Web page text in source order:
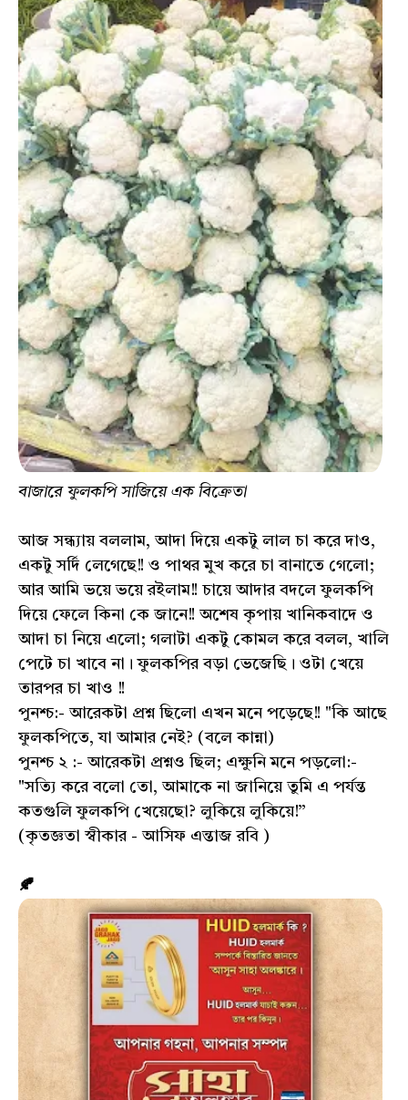
বাজারে ফুলকপি সাজিয়ে এক বিক্রেতা
আজ সন্ধ্যায় বললাম, আদা দিয়ে একটু লাল চা করে দাও,
একটু সর্দি লেগেছে!! ও পাথর মুখ করে চা বানাতে গেলো;
আর আমি ভয়ে ভয়ে রইলাম!! চায়ে আদার বদলে ফুলকপি
দিয়ে ফেলে কিনা কে জানে!! অশেষ কৃপায় খানিকবাদে ও
আদা চা নিয়ে এলো; গলাটা একটু কোমল করে বলল, খালি
পেটে চা খাবে না। ফুলকপির বড়া ভেজেছি। ওটা খেয়ে
তারপর চা খাও !!
পুনশ্চ:- আরেকটা প্রশ্ন ছিলো এখন মনে পড়েছে!! "কি আছে
ফুলকপিতে, যা আমার নেই? (বলে কান্না)
পুনশ্চ ২ :- আরেকটা প্রশ্নও ছিল; এক্ষুনি মনে পড়লো:-
"সত্যি করে বলো তো, আমাকে না জানিয়ে তুমি এ পর্যন্ত
কতগুলি ফুলকপি খেয়েছো? লুকিয়ে লুকিয়ে!”
(কৃতজ্ঞতা স্বীকার - আসিফ এন্তাজ রবি )
🍂